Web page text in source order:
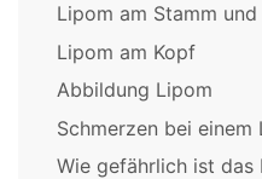
Lipom am Stamm und
Lipom am Kopf
Abbildung Lipom
Schmerzen bei einem
Wie gefährlich ist das